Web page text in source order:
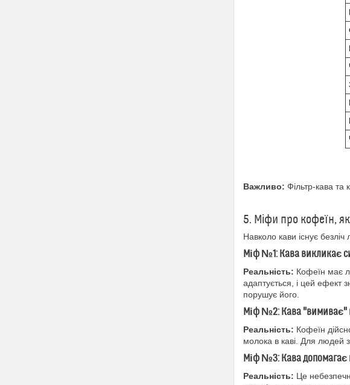
Важливо: Фільтр-кава та
5. Міфи про кофеїн,
Навколо кави існує
Міф №1: Кава викликає
Реальність: Кофеїн має
адаптується, і цей ефект
порушує його.
Міф №2: Кава "вимиває"
Реальність: Кофеїн
молока в каві. Для людей
Міф №3: Кава допомагає
Реальність: Це